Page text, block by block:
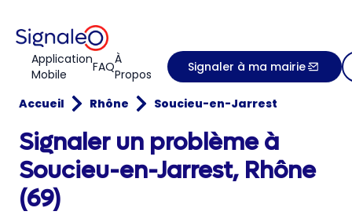
Application
Mobile
FAQÀ
Propos
Signaler à ma mairie
Accueil Rhône Soucieu-en-Jarrest
Signaler un problème à
Soucieu-en-Jarrest, Rhône
(69)